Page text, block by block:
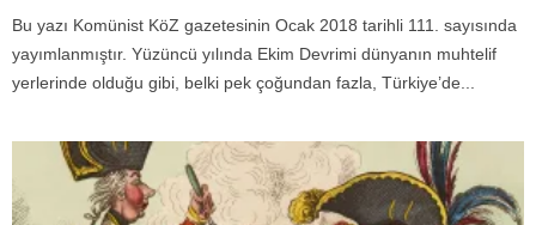
Bu yazı Komünist KöZ gazetesinin Ocak 2018 tarihli 111. sayısında
yayımlanmıştır. Yüzüncü yılında Ekim Devrimi dünyanın muhtelif
yerlerinde olduğu gibi, belki pek çoğundan fazla, Türkiye’de...